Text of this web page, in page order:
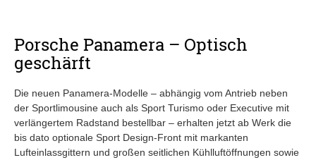
Porsche Panamera – Optisch
geschärft
Die neuen Panamera-Modelle – abhängig vom Antrieb neben
der Sportlimousine auch als Sport Turismo oder Executive mit
verlängertem Radstand bestellbar – erhalten jetzt ab Werk die
bis dato optionale Sport Design-Front mit markanten
Lufteinlassgittern und großen seitlichen Kühlluftöffnungen sowie